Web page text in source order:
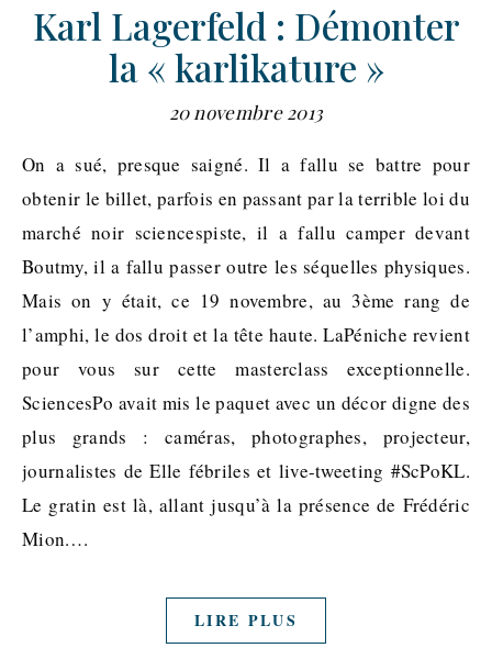
Karl Lagerfeld : Démonter
la « karlikature »
20 novembre 2013
On a sué, presque saigné. Il a fallu se battre pour
obtenir le billet, parfois en passant par la terrible loi du
marché noir sciencespiste, il a fallu camper devant
Boutmy, il a fallu passer outre les séquelles physiques.
Mais on y était, ce 19 novembre, au 3ème rang de
l’amphi, le dos droit et la tête haute. LaPéniche revient
pour vous sur cette masterclass exceptionnelle.
SciencesPo avait mis le paquet avec un décor digne des
plus grands : caméras, photographes, projecteur,
journalistes de Elle fébriles et live-tweeting #ScPoKL.
Le gratin est là, allant jusqu’à la présence de Frédéric
Mion.…
LIRE PLUS